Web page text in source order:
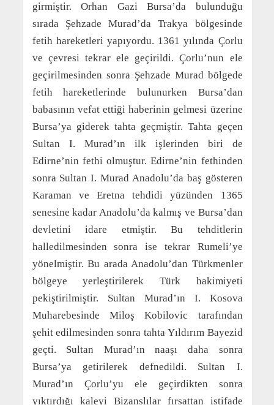
girmiştir. Orhan Gazi Bursa’da bulunduğu
sırada Şehzade Murad’da Trakya bölgesinde
fetih hareketleri yapıyordu. 1361 yılında Çorlu
ve çevresi tekrar ele geçirildi. Çorlu’nun ele
geçirilmesinden sonra Şehzade Murad bölgede
fetih hareketlerinde bulunurken Bursa’dan
babasının vefat ettiği haberinin gelmesi üzerine
Bursa’ya giderek tahta geçmiştir. Tahta geçen
Sultan I. Murad’ın ilk işlerinden biri de
Edirne’nin fethi olmuştur. Edirne’nin fethinden
sonra Sultan I. Murad Anadolu’da baş gösteren
Karaman ve Eretna tehdidi yüzünden 1365
senesine kadar Anadolu’da kalmış ve Bursa’dan
devletini idare etmiştir. Bu tehditlerin
halledilmesinden sonra ise tekrar Rumeli’ye
yönelmiştir. Bu arada Anadolu’dan Türkmenler
bölgeye yerleştirilerek Türk hakimiyeti
pekiştirilmiştir. Sultan Murad’ın I. Kosova
Muharebesinde Miloş Kobilovic tarafından
şehit edilmesinden sonra tahta Yıldırım Bayezid
geçti. Sultan Murad’ın naaşı daha sonra
Bursa’ya getirilerek defnedildi. Sultan I.
Murad’ın Çorlu’yu ele geçirdikten sonra
yıktırdığı kaleyi Bizanslılar fırsattan istifade